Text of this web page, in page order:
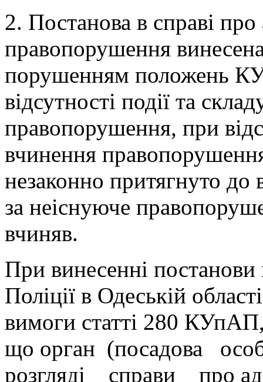
2. Постанова в справі про
правопорушення
порушенням положень
відсутності події та
правопорушення, при
вчинення
незаконно притягнуто до
за неіснуюче
вчиняв.
При винесенні постанови
Поліції в Одеській
вимоги статті 280
що орган (посадова
розгляді справи про